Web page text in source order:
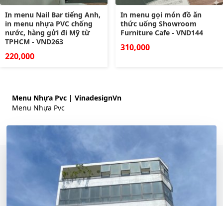
In menu Nail Bar tiếng Anh,
in menu nhựa PVC chống
nước, hàng gửi đi Mỹ từ
TPHCM - VND263
220,000
In menu gọi món đồ ăn
thức uống Showroom
Furniture Cafe - VND144
310,000
Menu Nhựa Pvc | VinadesignVn
Menu Nhựa Pvc